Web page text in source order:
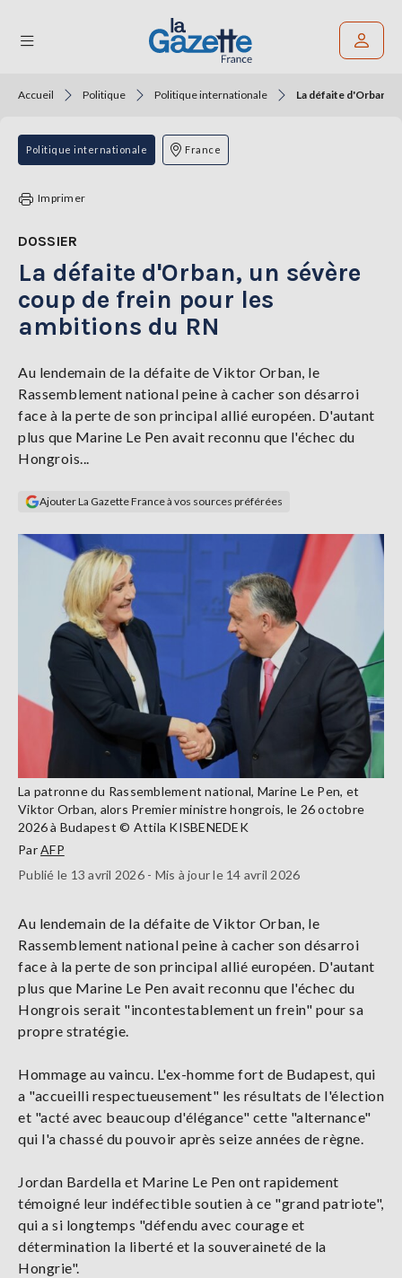
THÉMATIQUES
RÉGIONS
TENDANCES
SERVICES
LA
Se
connecter
Accueil Politique Politique internationale La défaite d'Orban,
Politique internationale France
Imprimer
DOSSIER
La défaite d'Orban, un sévère
coup de frein pour les
ambitions du RN
Au lendemain de la défaite de Viktor Orban, le
Rassemblement national peine à cacher son désarroi
face à la perte de son principal allié européen. D'autant
plus que Marine Le Pen avait reconnu que l'échec du
Hongrois...
Ajouter La Gazette France à vos sources préférées
La patronne du Rassemblement national, Marine Le Pen, et
Viktor Orban, alors Premier ministre hongrois, le 26 octobre
2026 à Budapest © Attila KISBENEDEK
ParAFP
Publié le 13 avril 2026 - Mis à jour le 14 avril 2026
Au lendemain de la défaite de Viktor Orban, le
Rassemblement national peine à cacher son désarroi
face à la perte de son principal allié européen. D'autant
plus que Marine Le Pen avait reconnu que l'échec du
Hongrois serait "incontestablement un frein" pour sa
propre stratégie.
Hommage au vaincu. L'ex-homme fort de Budapest, qui
a "accueilli respectueusement" les résultats de l'élection
et "acté avec beaucoup d'élégance" cette "alternance"
qui l'a chassé du pouvoir après seize années de règne.
Jordan Bardella et Marine Le Pen ont rapidement
témoigné leur indéfectible soutien à ce "grand patriote",
qui a si longtemps "défendu avec courage et
détermination la liberté et la souveraineté de la
Hongrie".